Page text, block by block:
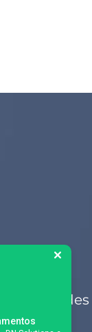
nas redes
sociais